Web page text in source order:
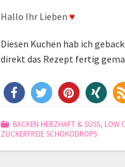
Hallo Ihr Lieben ♥
Diesen Kuchen hab ich
direkt das Rezept fertig
BACKEN HERZHAFT & SÜSS , LOW
ZUCKERFREIE SCHOKODROPS